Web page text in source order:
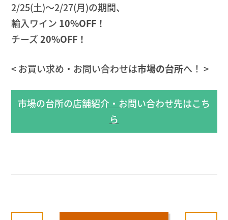
2/25(土)〜2/27(月)の期間、
輸入ワイン 10%OFF！
チーズ20%OFF！
< お買い求め・お問い合わせは市場の台所へ！ >
市場の台所の店舗紹介・お問い合わせ先はこち
ら